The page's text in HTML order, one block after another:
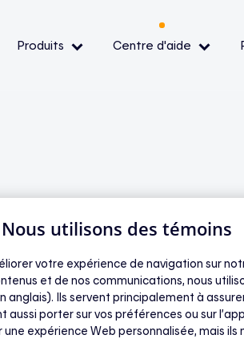
Produits Centre d'aide
des
de pointe, les
utilisons des témoins
votre expérience de navigation sur
et de nos communications, nous
anglais). Ils servent principalement à
aussi porter sur vos préférences ou sur
une expérience Web personnalisée, mais